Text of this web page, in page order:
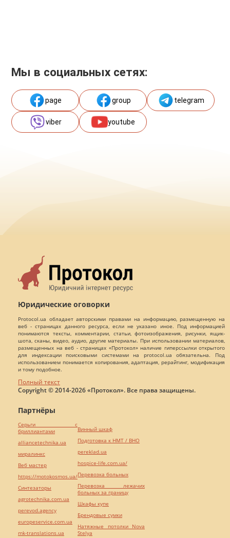
Мы в социальных сетях:
page group telegram
viber youtube
Юридические оговорки
Protocol.ua обладает авторскими правами на информацию, размещенную на
веб - страницах данного ресурса, если не указано иное. Под информацией
понимаются тексты, комментарии, статьи, фотоизображения, рисунки, ящик-
шота, сканы, видео, аудио, другие материалы. При использовании материалов,
размещенных на веб - страницах «Протокол» наличие гиперссылки открытого
для индексации поисковыми системами на protocol.ua обязательна. Под
использованием понимается копирования, адаптация, рерайтинг, модификация
и тому подобное.
Полный текст
Copyright © 2014-2026 «Протокол». Все права защищены.
Партнёры
Серьги с
бриллиантами
alliancetechnika.ua
миралинкс
Веб мастер
https://motokosmos.ua/
Синтезаторы
agrotechnika.com.ua
perevod.agency
europeservice.com.ua
mk-translations.ua
Винный шкаф
Подготовка к НМТ / ВНО
pereklad.ua
hospice-life.com.ua/
Перевозка больных
Перевозка лежачих
больных за границу
Шкафы купе
Брендовые сумки
Натяжные потолки Nova
Stelya